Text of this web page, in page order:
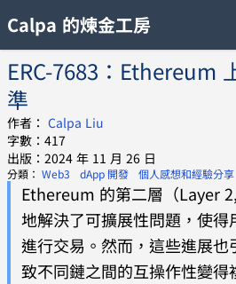
Calpa 的煉金工房
ERC-7683：Ethereum
準
作者： Calpa Liu
字數：417
出版：2024 年 11 月 26 日
分類： Web3 dApp 開發 個人感想和經驗分享
Ethereum 的第二層（Layer
地解決了可擴展性問題，使
進行交易。然而，這些進展
致不同鏈之間的互操作性變得